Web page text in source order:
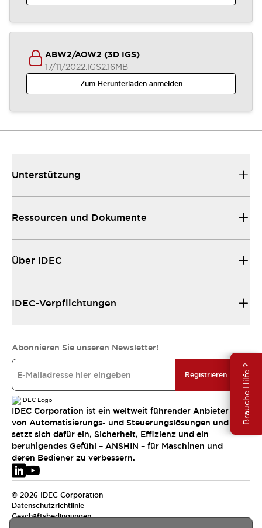
Brauche Hilfe ?
ABW2/AOW2 (3D IGS)
17/11/2022.IGS2.16MB
Zum Herunterladen anmelden
Unterstützung
Ressourcen und Dokumente
Über IDEC
IDEC-Verpflichtungen
Abonnieren Sie unseren Newsletter!
Registrieren
IDEC Corporation ist ein weltweit führender Anbieter
von Automatisierungs- und Steuerungslösungen und
setzt sich dafür ein, Sicherheit, Effizienz und ein
beruhigendes Gefühl – ANSHIN – für Maschinen und
deren Bediener zu verbessern.
© 2026 IDEC Corporation
Datenschutzrichtlinie
Geschäftsbedingungen